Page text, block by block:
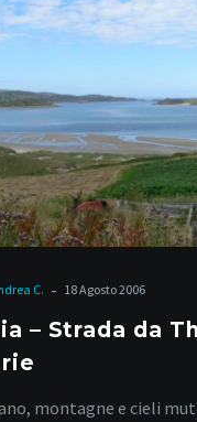
Strada
da
a
Scourie
C. - 18 Agosto 2006
– Strada da
montagne e cieli